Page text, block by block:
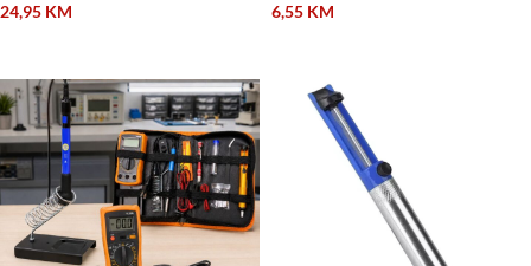
24,95 KM
6,55 KM